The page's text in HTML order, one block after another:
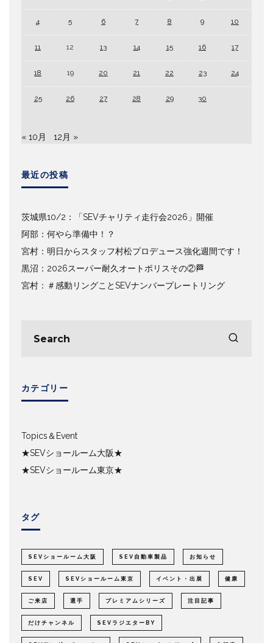
4 5 6 7 8 9 10
11 12 13 14 15 16 17
18 19 20 21 22 23 24
25 26 27 28 29 30
« 10月 12月 »
最近の投稿
茨城県10/2：「SEVチャリティ走行会2026」開催
阿部：何やら準備中！？
宮村：明日からスタッフ村松プロデュース強化週間です！
黒沼：2026スーパー耐久オートポリスその②🏁
宮村：＃感動リングことSEVナンバープレートリング
カテゴリー
Topics＆Event
★SEVショールーム大阪★
★SEVショールーム東京★
タグ
SEVショールーム大阪 SEV自動車製品 お知らせ
SEV SEVショールーム東京 イベント・出展 健康
ご来店 選手 プレミアムシリーズ 注目記事
だけチャンネル SEVラジエターBY